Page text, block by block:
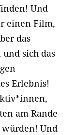
Und
einen Film,
das
sich das
Erlebnis!
am Rande
Und